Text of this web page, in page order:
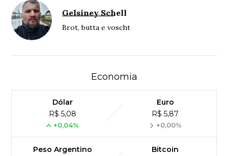
Gelsiney Schell
Brot, butta e voscht
Economia
Dólar
R$ 5,08
+0,04%
Euro
R$ 5,87
+0,00%
Peso Argentino
Bitcoin